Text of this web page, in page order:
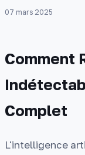
07 mars 2025
Comment
Complet
L'intelligence